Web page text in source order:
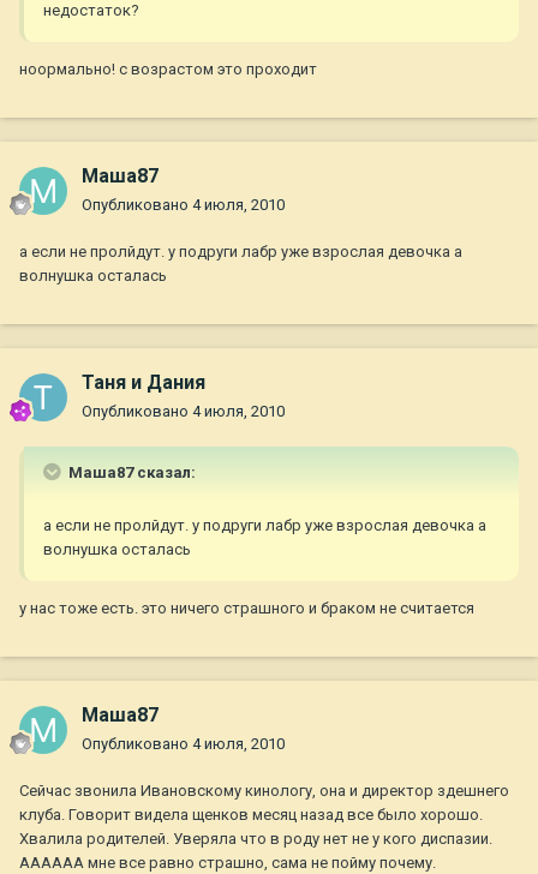
недостаток?
ноормально! с возрастом это проходит
Маша87
Опубликовано 4 июля, 2010
а если не пролйдут. у подруги лабр уже взрослая девочка а
волнушка осталась
Таня и Дания
Опубликовано 4 июля, 2010
Маша87 сказал:
а если не пролйдут. у подруги лабр уже взрослая девочка а
волнушка осталась
у нас тоже есть. это ничего страшного и браком не считается
Маша87
Опубликовано 4 июля, 2010
Сейчас звонила Ивановскому кинологу, она и директор здешнего
клуба. Говорит видела щенков месяц назад все было хорошо.
Хвалила родителей. Уверяла что в роду нет не у кого диспазии.
АААААА мне все равно страшно, сама не пойму почему.